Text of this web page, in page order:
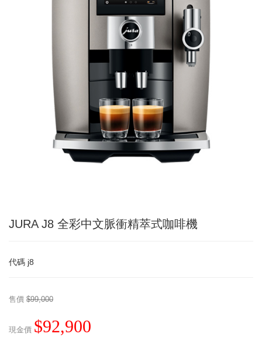
JURA J8 全彩中文脈衝精萃式咖啡機
代碼 j8
售價 $99,000
現金價 $92,900